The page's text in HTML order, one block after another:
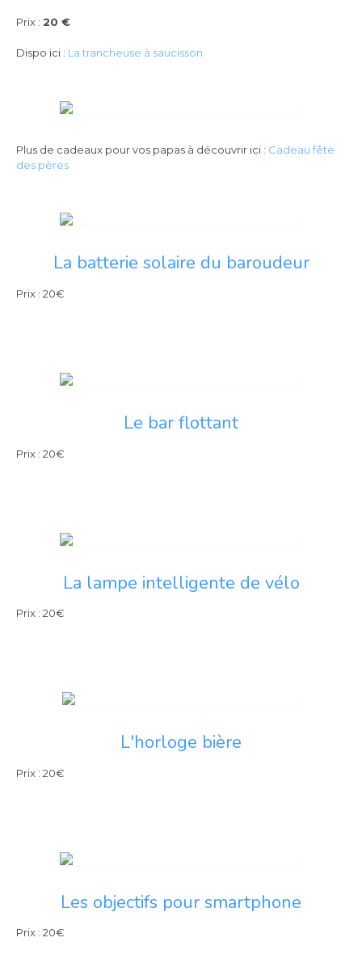
Prix : 20 €
Dispo ici : La trancheuse à saucisson
Plus de cadeaux pour vos papas à découvrir ici : Cadeau fête
des pères
La batterie solaire du baroudeur
Prix : 20€
Le bar flottant
Prix : 20€
La lampe intelligente de vélo
Prix : 20€
L'horloge bière
Prix : 20€
Les objectifs pour smartphone
Prix : 20€